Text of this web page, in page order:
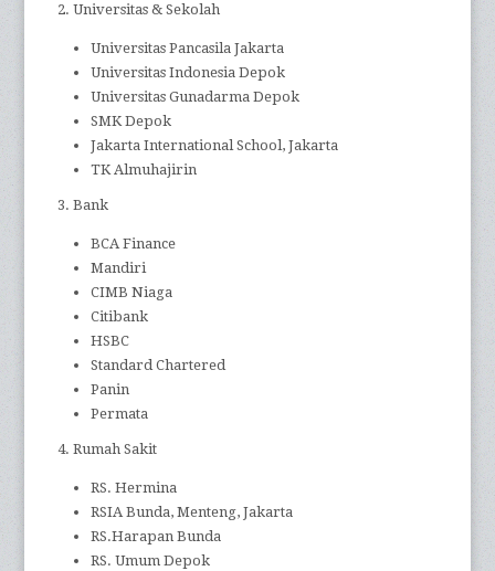
2. Universitas & Sekolah
Universitas Pancasila Jakarta
Universitas Indonesia Depok
Universitas Gunadarma Depok
SMK Depok
Jakarta International School, Jakarta
TK Almuhajirin
3. Bank
BCA Finance
Mandiri
CIMB Niaga
Citibank
HSBC
Standard Chartered
Panin
Permata
4. Rumah Sakit
RS. Hermina
RSIA Bunda, Menteng, Jakarta
RS.Harapan Bunda
RS. Umum Depok